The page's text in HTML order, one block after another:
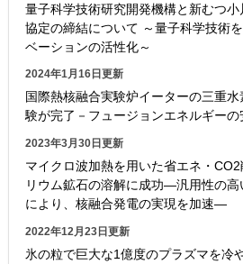
量子科学技術研究開発機構と新むつ
協定の締結について ～量子科学技術
ベーションの活性化～
2024年1月16日更新
国際熱核融合実験炉イーターの三重
験が完了－フュージョンエネルギーの
2023年3月30日更新
マイクロ波加熱を用いた省エネ・
リウム鉱石の溶解に成功―汎用性の
により、核融合発電の実現を加速―
2022年12月23日更新
氷の粒で巨大な1億度のプラズマを冷